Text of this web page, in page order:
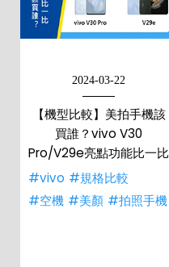
2024-03-22
【機型比較】美拍手機該
買誰？vivo V30
Pro/V29e亮點功能比一比
#vivo #規格比較
#空機 #美顏 #拍照手機